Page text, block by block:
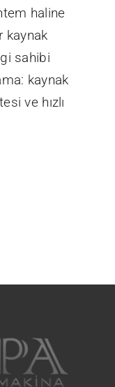
haline
kaynak
sahibi
kaynak
ve hızlı